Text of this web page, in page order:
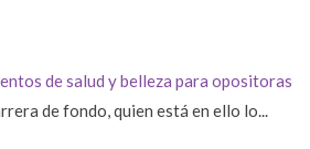
de salud y belleza para opositoras
de fondo, quien está en ello lo...